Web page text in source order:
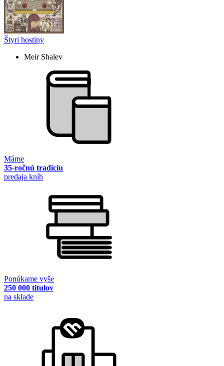
Štyri hostiny
Meir Shalev
Máme
35-ročnú tradíciu
predaja kníh
Ponúkame vyše
250 000 titulov
na sklade